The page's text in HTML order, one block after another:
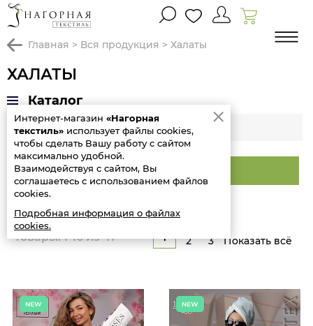
Интернет-магазин «Нагорная
текстиль» использует файлы cookies,
чтобы сделать Вашу работу с сайтом
максимально удобной.
Взаимодействуя с сайтом, Вы
соглашаетесь с использованием файлов
cookies.
Подробная информация о файлах
cookies.
главная > вся продукция > халаты
ХАЛАТЫ
Каталог
Фильтр
Сортировать
Товары: 1-16 из 41 1 2 3 Показать всё